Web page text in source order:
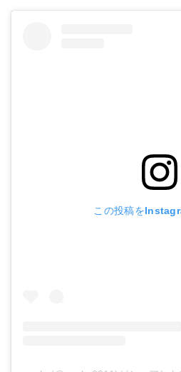
この投稿を